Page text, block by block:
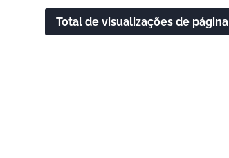
Total de visualizações de página